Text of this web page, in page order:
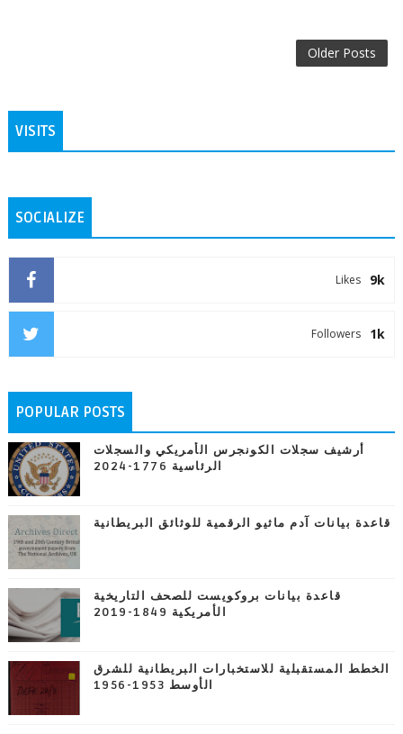
Older Posts
VISITS
SOCIALIZE
9k
Likes
1k
Followers
POPULAR POSTS
أرشيف سجلات الكونجرس الأمريكي والسجلات
الرئاسية 1776-2024
قاعدة بيانات آدم ماثيو الرقمية للوثائق البريطانية
قاعدة بيانات بروكويست للصحف التاريخية
الأمريكية 1849-2019
الخطط المستقبلية للاستخبارات البريطانية للشرق
الأوسط 1953-1956